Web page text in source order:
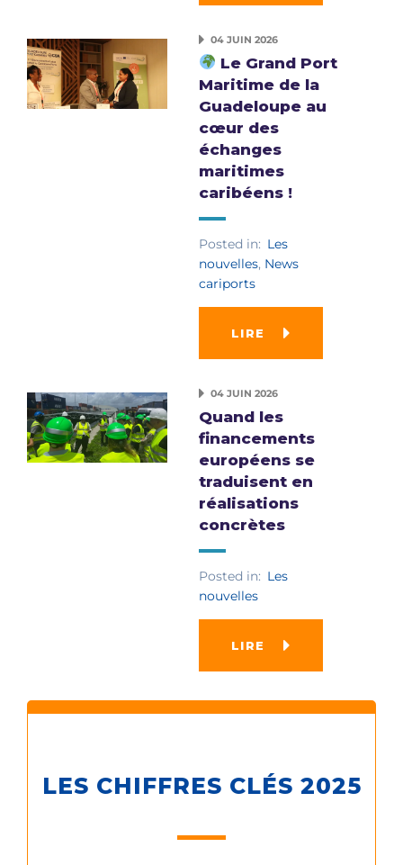
04 JUIN 2026
Le Grand Port
Maritime de la
Guadeloupe au
cœur des
échanges
maritimes
caribéens !
Posted in: Les
nouvelles, News
cariports
LIRE
04 JUIN 2026
Quand les
financements
européens se
traduisent en
réalisations
concrètes
Posted in: Les
nouvelles
LIRE
LES CHIFFRES CLÉS 2025